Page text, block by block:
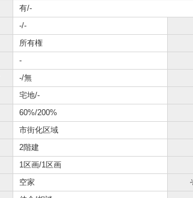
有/-
-/-
所有権
-
-/無
宅地/-
60%/200%
市街化区域
2階建
1区画/1区画
空家